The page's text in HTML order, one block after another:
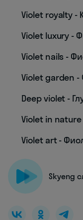
Violet royalty -
Violet luxury -
Violet nails -
Violet garden
Deep violet -
Violet in
Violet art -
Skyeng